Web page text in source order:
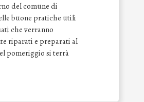
del comune di
buone pratiche utili
che verranno
riparati e preparati al
pomeriggio si terrà